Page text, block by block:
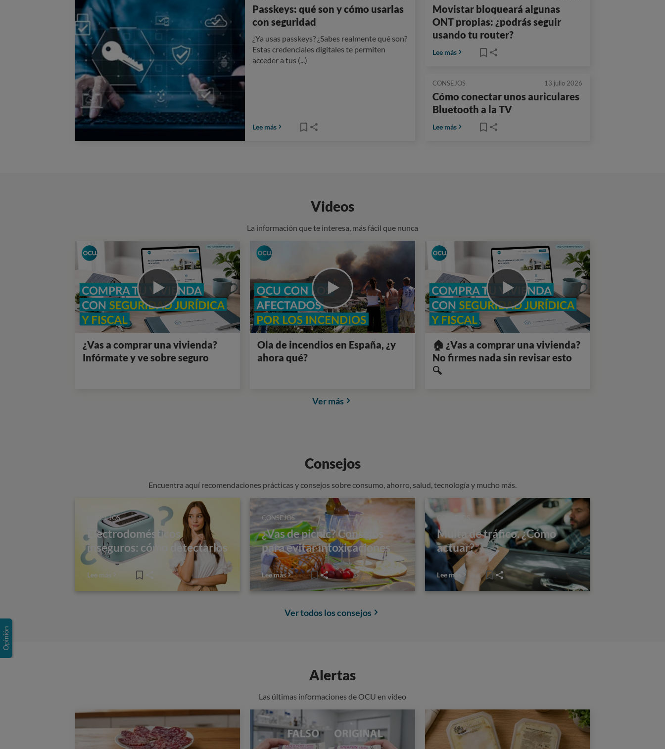
Passkeys: qué son y cómo usarlas
con seguridad
¿Ya usas passkeys? ¿Sabes realmente qué son?
Estas credenciales digitales te permiten
acceder a tus (...)
Lee más
Movistar bloqueará algunas
ONT propias: ¿podrás seguir
usando tu router?
Lee más
CONSEJOS 13 julio 2026
Cómo conectar unos auriculares
Bluetooth a la TV
Lee más
Videos
La información que te interesa, más fácil que nunca
¿Vas a comprar una vivienda?
Infórmate y ve sobre seguro
Ola de incendios en España, ¿y
ahora qué?
🏠 ¿Vas a comprar una vivienda?
No firmes nada sin revisar esto
🔍
Ver más
Consejos
Encuentra aquí recomendaciones prácticas y consejos sobre consumo, ahorro, salud, tecnología y mucho más.
CONSEJOS
Electrodomésticos
inseguros: cómo detectarlos
Lee más
CONSEJOS
¿Vas de picnic? Consejos
para evitar intoxicaciones
Lee más
CONSEJOS
Multa de tráfico. ¿Cómo
actuar?
Lee más
Ver todos los consejos
Alertas
Las últimas informaciones de OCU en video